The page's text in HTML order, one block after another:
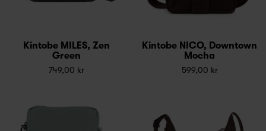
Kintobe MILES, Zen
Green
749,00 kr
Kintobe NICO, Downtown
Mocha
599,00 kr